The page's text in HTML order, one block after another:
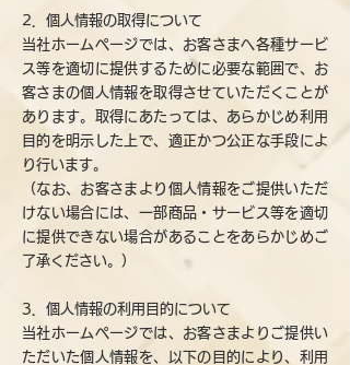
2．個人情報の取得について
当社ホームページでは、お客さまへ各種サービ
ス等を適切に提供するために必要な範囲で、お
客さまの個人情報を取得させていただくことが
あります。取得にあたっては、あらかじめ利用
目的を明示した上で、適正かつ公正な手段によ
り行います。
（なお、お客さまより個人情報をご提供いただ
けない場合には、一部商品・サービス等を適切
に提供できない場合があることをあらかじめご
了承ください。）
3．個人情報の利用目的について
当社ホームページでは、お客さまよりご提供い
ただいた個人情報を、以下の目的により、利用